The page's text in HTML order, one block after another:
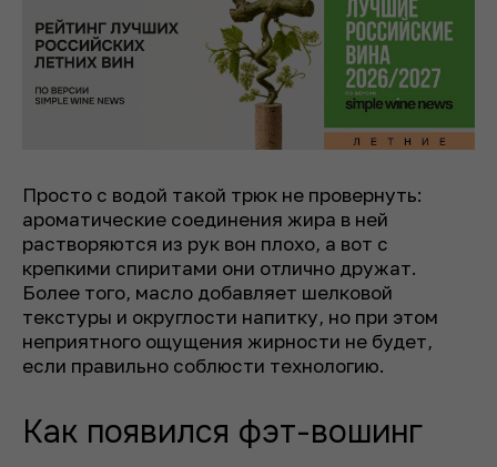
Просто с водой такой трюк не провернуть:
ароматические соединения жира в ней
растворяются из рук вон плохо, а вот с
крепкими спиритами они отлично дружат.
Более того, масло добавляет шелковой
текстуры и округлости напитку, но при этом
неприятного ощущения жирности не будет,
если правильно соблюсти технологию.
Как появился фэт-вошинг